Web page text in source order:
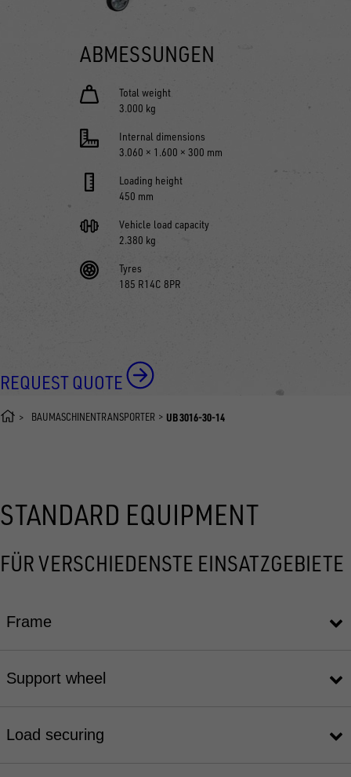
ABMESSUNGEN
Total weight
3.000 kg
Internal dimensions
3.060 × 1.600 × 300 mm
Loading height
450 mm
Vehicle load capacity
2.380 kg
Tyres
185 R14C 8PR
REQUEST QUOTE
BAUMASCHINENTRANSPORTER UB 3016-30-14
STANDARD EQUIPMENT
FÜR VERSCHIEDENSTE EINSATZGEBIETE
Frame
Support wheel
Load securing